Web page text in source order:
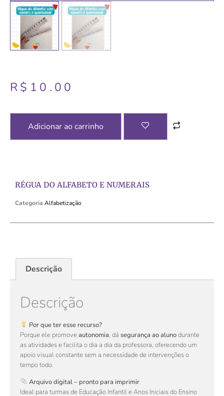
R$ 10.00
Adicionar ao carrinho
RÉGUA DO ALFABETO E NUMERAIS
Categoria Alfabetização
Descrição
Descrição
Por que ter esse recurso?
Porque ele promove autonomia, dá segurança ao alunodurante
as atividades e facilita o dia a dia da professora, oferecendo um
apoio visual constante sem a necessidade de intervenções o
tempo todo.
Arquivo digital – pronto para imprimir
Ideal para turmas de Educação Infantil e Anos Iniciais do Ensino